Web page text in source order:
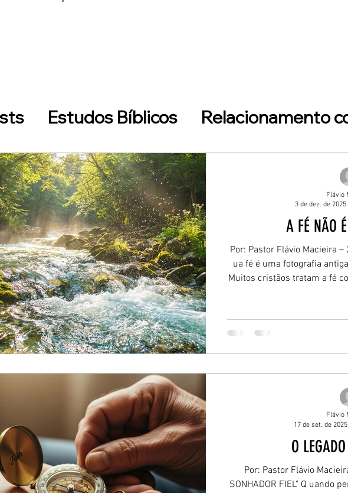
Estudos Bíblicos Relacionamento
que Edificam Devocionais
Coração cansado — descanso na
— aprendendo a confiar
— quando a dor não passa
— discernindo o caminho com
— Amar o Senhor no Cam
para Pastor Filipenses — Alegria Que
A FÉ NÃO
Por: Pastor Flávio Macieira –
ua fé é uma fotografia
Muitos cristãos tratam a fé
aceitei Jesus em 1998",
marco no passado; é
Flávio
3 de dez. de 2025
O
Por: Pastor Flávio
SONHADOR FIEL" Q uando
Flávio
17 de set. de 2025